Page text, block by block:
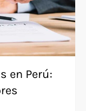
en Perú: